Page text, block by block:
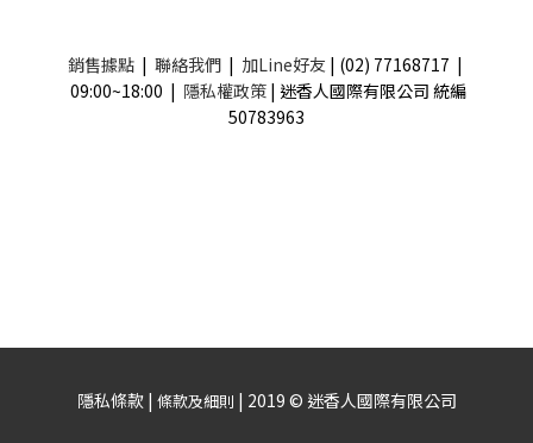
銷售據點| 聯絡我們| 加Line好友 | (02) 77168717 |
09:00~18:00 | 隱私權政策 | 迷香人國際有限公司 統編
50783963
隱私條款 | 條款及細則 | 2019 © 迷香人國際有限公司